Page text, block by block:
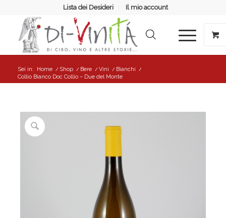
Lista dei Desideri Il mio account
Sei in: Home / Shop / Bere / Vini / Bianchi /
Collio Bianco Doc Collio – Due del Monte